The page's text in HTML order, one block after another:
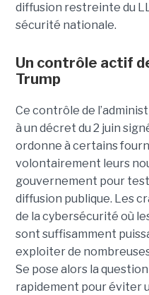
diffusion restreinte du
sécurité nationale.
Un contrôle actif
Trump
Ce contrôle de
à un décret du 2 juin
ordonne à certains
volontairement leurs
gouvernement pour
diffusion publique. Les
de la cybersécurité où
sont suffisamment
exploiter de
Se pose alors la
rapidement pour éviter